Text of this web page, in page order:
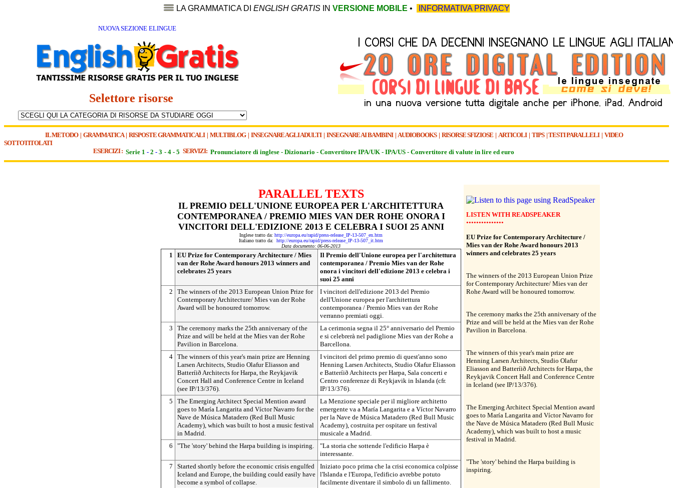
LA GRAMMATICA DI ENGLISH GRATIS IN VERSIONE MOBILE • INFORMATIVA PRIVACY
NUOVA SEZIONE ELINGUE
Selettore risorse
IL METODO| GRAMMATICA| RISPOSTE GRAMMATICALI| MULTIBLOG| INSEGNARE AGLI ADULTI | INSEGNARE AI BAMBINI| AUDIOBOOKS| RISORSE SFIZIOSE | ARTICOLI| TIPS|TESTI PARALLELI| VIDEO
SOTTOTITOLATI
ESERCIZI : Serie 1 - 2 - 3 - 4 - 5 SERVIZI: Pronunciatore di inglese - Dizionario - Convertitore IPA/UK - IPA/US - Convertitore di valute in lire ed euro
PARALLEL TEXTS
IL PREMIO DELL'UNIONE EUROPEA PER L'ARCHITETTURA
CONTEMPORANEA / PREMIO MIES VAN DER ROHE ONORA I
VINCITORI DELL'EDIZIONE 2013 E CELEBRA I SUOI 25 ANNI
Inglese tratto da: http://europa.eu/rapid/press-release_IP-13-507_en.htm
Italiano tratto da: http://europa.eu/rapid/press-release_IP-13-507_it.htm
Data documento: 06-06-2013
1
EU Prize for Contemporary Architecture / Mies
van der Rohe Award honours 2013 winners and
celebrates 25 years
Il Premio dell'Unione europea per l'architettura
contemporanea / Premio Mies van der Rohe
onora i vincitori dell'edizione 2013 e celebra i
suoi 25 anni
2
The winners of the 2013 European Union Prize for
Contemporary Architecture/ Mies van der Rohe
Award will be honoured tomorrow.
I vincitori dell'edizione 2013 del Premio
dell'Unione europea per l'architettura
contemporanea / Premio Mies van der Rohe
verranno premiati oggi.
3
The ceremony marks the 25th anniversary of the
Prize and will be held at the Mies van der Rohe
Pavilion in Barcelona.
La cerimonia segna il 25° anniversario del Premio
e si celebrerà nel padiglione Mies van der Rohe a
Barcellona.
4 The winners of this year's main prize are Henning
Larsen Architects, Studio Olafur Eliasson and
Batteríið Architects for Harpa, the Reykjavik
Concert Hall and Conference Centre in Iceland
(see IP/13/376).
I vincitori del primo premio di quest'anno sono
Henning Larsen Architects, Studio Olafur Eliasson
e Batteríið Architects per Harpa, Sala concerti e
Centro conferenze di Reykjavik in Islanda (cfr.
IP/13/376).
5
The Emerging Architect Special Mention award
goes to María Langarita and Víctor Navarro for the
Nave de Música Matadero (Red Bull Music
Academy), which was built to host a music festival
in Madrid.
La Menzione speciale per il migliore architetto
emergente va a María Langarita e a Víctor Navarro
per la Nave de Música Matadero (Red Bull Music
Academy), costruita per ospitare un festival
musicale a Madrid.
6
"The 'story' behind the Harpa building is inspiring.
"La storia che sottende l'edificio Harpa è
interessante.
7
Started shortly before the economic crisis engulfed
Iceland and Europe, the building could easily have
become a symbol of collapse.
Iniziato poco prima che la crisi economica colpisse
l'Islanda e l'Europa, l'edificio avrebbe potuto
facilmente diventare il simbolo di un fallimento.
LISTEN WITH READSPEAKER
•••••••••••••••
EU Prize for Contemporary Architecture /
Mies van der Rohe Award honours 2013
winners and celebrates 25 years
The winners of the 2013 European Union Prize
for Contemporary Architecture/ Mies van der
Rohe Award will be honoured tomorrow.
The ceremony marks the 25th anniversary of the
Prize and will be held at the Mies van der Rohe
Pavilion in Barcelona.
The winners of this year's main prize are
Henning Larsen Architects, Studio Olafur
Eliasson and Batteríið Architects for Harpa, the
Reykjavik Concert Hall and Conference Centre
in Iceland (see IP/13/376).
The Emerging Architect Special Mention award
goes to María Langarita and Víctor Navarro for
the Nave de Música Matadero (Red Bull Music
Academy), which was built to host a music
festival in Madrid.
"The 'story' behind the Harpa building is
inspiring.